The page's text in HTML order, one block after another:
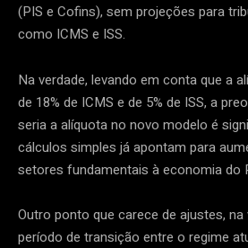
(PIS e Cofins), sem projeções para
como ICMS e ISS.
Na verdade, levando em conta que a
de 18% de ICMS e de 5% de ISS, a
seria a alíquota no novo modelo é
cálculos simples já apontam para
setores fundamentais à economia do
Outro ponto que carece de ajustes, na
período de transição entre o regime